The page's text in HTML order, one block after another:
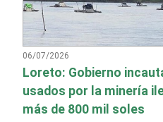
06/07/2026
Loreto: Gobierno
usados por la minería
más de 800 mil soles